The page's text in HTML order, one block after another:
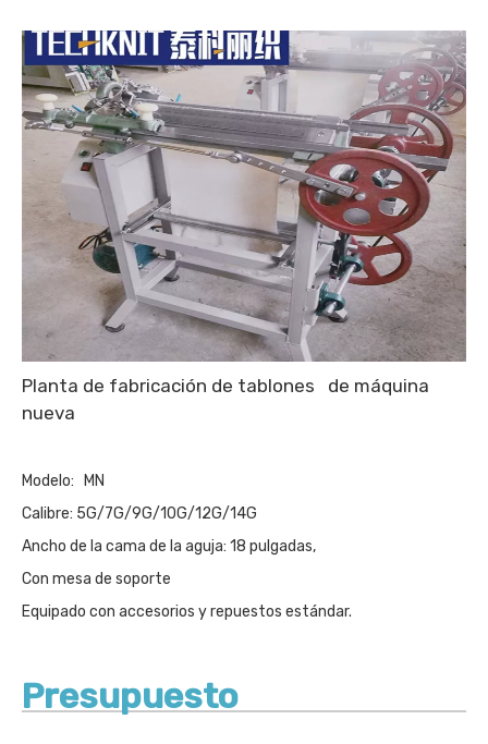
Planta de fabricación de tablones de máquina
nueva
Modelo: MN
Calibre: 5G/7G/9G/10G/12G/14G
Ancho de la cama de la aguja: 18 pulgadas,
Con mesa de soporte
Equipado con accesorios y repuestos estándar.
Presupuesto